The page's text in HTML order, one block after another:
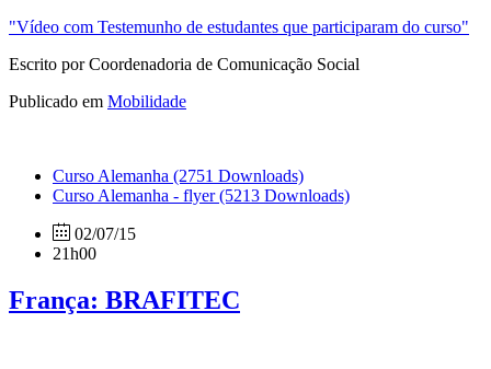
"Vídeo com Testemunho de estudantes que participaram do curso"
Escrito por Coordenadoria de Comunicação Social
Publicado em Mobilidade
Curso Alemanha (2751 Downloads)
Curso Alemanha - flyer(5213 Downloads)
02/07/15
21h00
França: BRAFITEC